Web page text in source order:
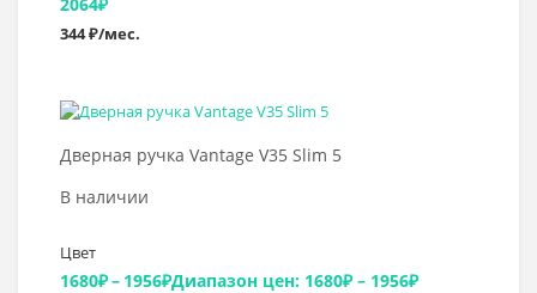
2064₽
344 ₽/мес.
Дверная ручка Vantage V35 Slim 5
В наличии
Цвет
1680₽– 1956₽Диапазон цен: 1680₽ – 1956₽
Выбрать >